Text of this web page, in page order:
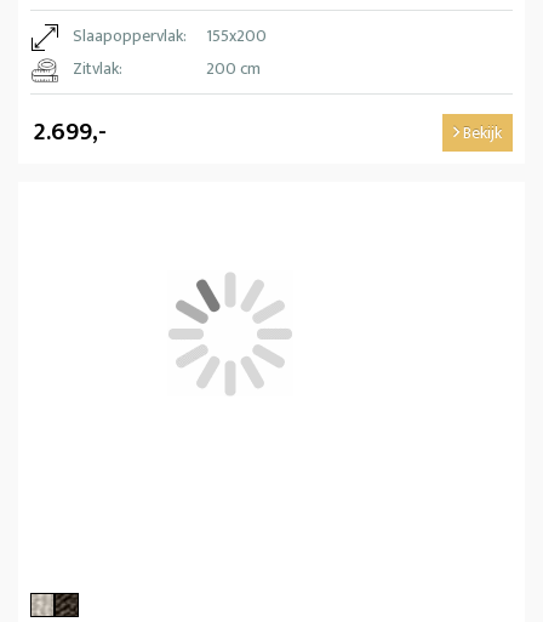
Slaapoppervlak:
155x200
Zitvlak:
200 cm
2.699,- Bekijk